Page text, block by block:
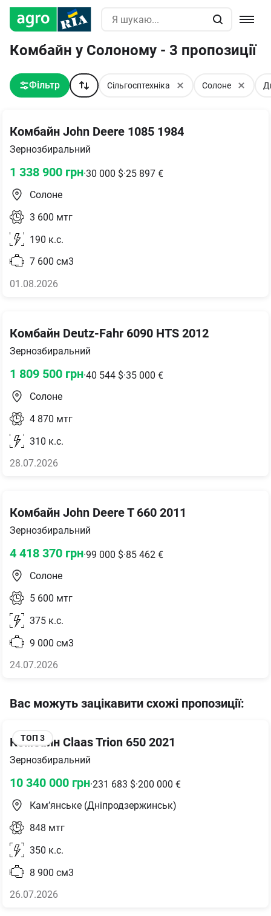
Комбайн у Солоному - 3 пропозиції
Фільтр Сільгосптехніка Солоне
Комбайн John Deere 1085 1984
Зернозбиральний
1 338 900 грн·30 000 $·25 897 €
Солоне
3 600 мтг
190 к.с.
7 600 см3
01.08.2026
Комбайн Deutz-Fahr 6090 HTS 2012
Зернозбиральний
1 809 500 грн·40 544 $·35 000 €
Солоне
4 870 мтг
310 к.с.
28.07.2026
Комбайн John Deere T 660 2011
Зернозбиральний
4 418 370 грн·99 000 $·85 462 €
Солоне
5 600 мтг
375 к.с.
9 000 см3
24.07.2026
Вас можуть зацікавити схожі пропозиції:
ТОП 3
Комбайн Claas Trion 650 2021
Зернозбиральний
10 340 000 грн·231 683 $·200 000 €
Кам’янське (Дніпродзержинськ)
848 мтг
350 к.с.
8 900 см3
26.07.2026